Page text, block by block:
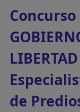
Concurso
de